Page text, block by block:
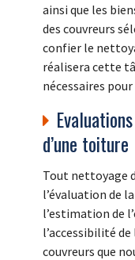
ainsi que les
des couvreurs
confier le
réalisera cette
nécessaires
d’une toiture
Tout nettoyage
l’évaluation de
l’estimation de
l’accessibilité
couvreurs que